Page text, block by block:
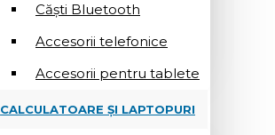
Căști Bluetooth
Accesorii telefonice
Accesorii pentru tablete
CALCULATOARE ȘI LAPTOPURI